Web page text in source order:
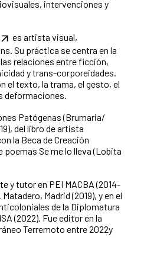
intervenciones y
es artista visual,
Su práctica se centra en la
relaciones entre ficción,
y trans-corporeidades.
el texto, la trama, el gesto, el
deformaciones.
Patógenas (Brumaria/
del libro de artista
la Beca de Creación
poemas Se me lo lleva (Lobita
y tutor en PEI MACBA (2014-
Madrid (2019), y en el
de la Diplomatura
(2022). Fue editor en la
Terremoto entre 2022y